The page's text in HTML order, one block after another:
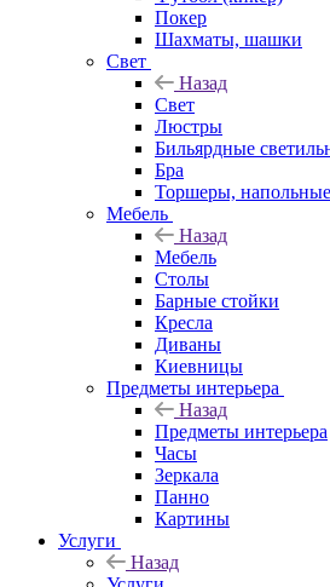
Покер
Шахматы, шашки
Свет
Назад
Свет
Люстры
Бильярдные
Бра
Торшеры,
Мебель
Назад
Мебель
Столы
Барные стойки
Кресла
Диваны
Киевницы
Предметы интерьера
Назад
Предметы интерьера
Часы
Зеркала
Панно
Картины
Услуги
Назад